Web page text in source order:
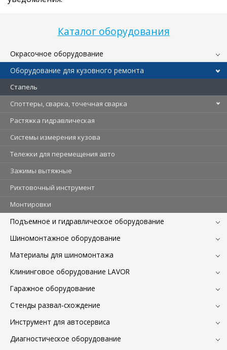
Каталог оборудования
Окрасочное оборудование
Оборудование для кузовного ремонта
Стапель
Споттеры, сварка, точечная сварка
Растяжка гидравлическая
Системы измерения кузова
Тележки для перемещения авто
Зажимы вытяжные
Рихтовочный инструмент
Монтировки
Подъемное и гидравлическое оборудование
Шиномонтажное оборудование
Материалы для шиномонтажа
Клининговое оборудование LAVOR
Гаражное оборудование
Стенды развал-схождение
Инструмент для автосервиса
Диагностическое оборудование